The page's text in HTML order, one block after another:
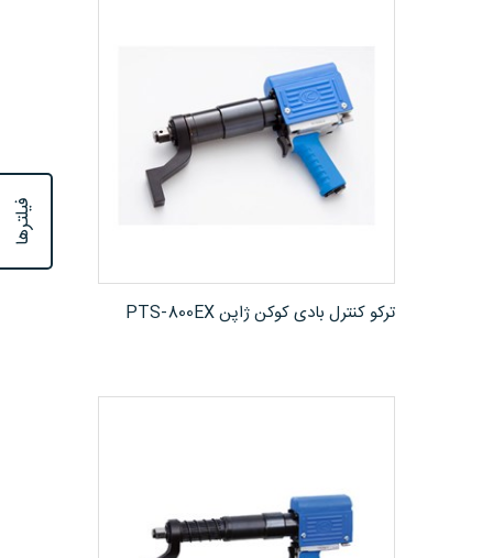
فیلترها
مشاهده محصول
ترکو کنترل بادی کوکن ژاپن PTS-800EX